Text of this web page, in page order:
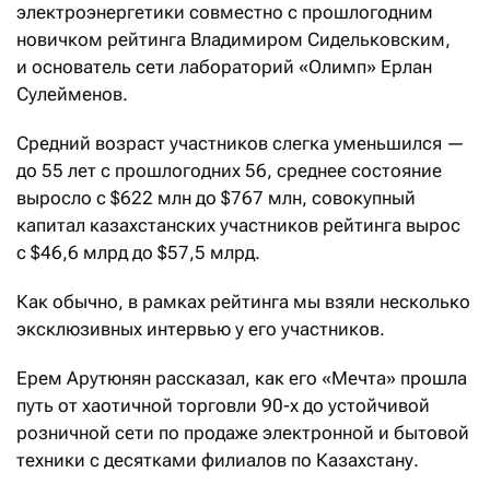
электроэнергетики совместно с прошлогодним
новичком рейтинга Владимиром Сидельковским,
и основатель сети лабораторий «Олимп» Ерлан
Сулейменов.
Средний возраст участников слегка уменьшился —
до 55 лет с прошлогодних 56, среднее состояние
выросло с $622 млн до $767 млн, совокупный
капитал казахстанских участников рейтинга вырос
с $46,6 млрд до $57,5 млрд.
Как обычно, в рамках рейтинга мы взяли несколько
эксклюзивных интервью у его участников.
Ерем Арутюнян рассказал, как его «Мечта» прошла
путь от хаотичной торговли 90-х до устойчивой
розничной сети по продаже электронной и бытовой
техники с десятками филиалов по Казахстану.